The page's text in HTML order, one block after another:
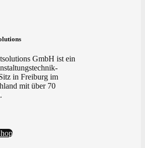
GmbH ist ein
in Freiburg im
mit über 70